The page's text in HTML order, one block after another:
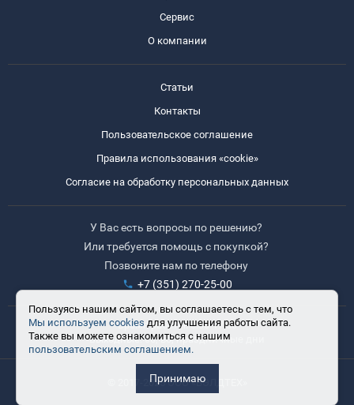
Сервис
О компании
Статьи
Контакты
Пользовательское соглашение
Правила использования «cookie»
Согласие на обработку персональных данных
У Вас есть вопросы по решению?
Или требуется помощь с покупкой?
Позвоните нам по телефону
+7 (351) 270-25-00
Время работы: 8:30-17:30
Выходные: сб, вс, праздничные дни
© 2017-2025 ООО «ВЭЛДТЕХ»
Пользуясь нашим сайтом, вы соглашаетесь с тем, что
Мы используем cookies для улучшения работы сайта.
Также вы можете ознакомиться с нашим
пользовательским соглашением.
Принимаю